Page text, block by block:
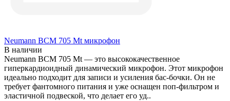
Neumann BCM 705 Mt микрофон
В наличии
Neumann BCM 705 Mt — это высококачественное
гиперкардиоидный динамический микрофон. Этот микрофон
идеально подходит для записи и усиления бас-бочки. Он не
требует фантомного питания и уже оснащен поп-фильтром и
эластичной подвеской, что делает его уд..